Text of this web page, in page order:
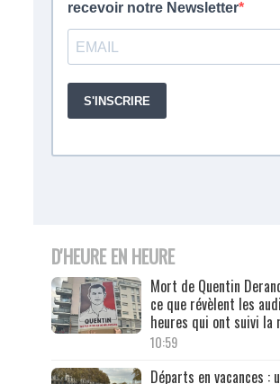
D'HEURE EN HEURE
Mort de Quentin
ce que révèlent les
heures qui ont suivi
10:59
Départs en vacances :